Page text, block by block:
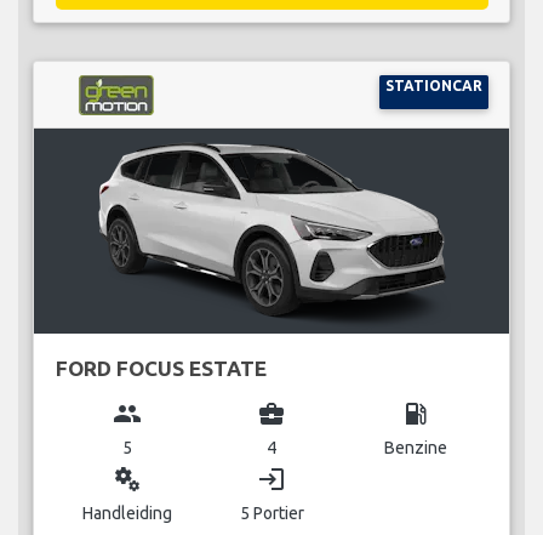
STATIONCAR
FORD FOCUS ESTATE
group
5
business_center
4
local_gas_station
Benzine
miscellaneous_services
Handleiding
login
5 Portier